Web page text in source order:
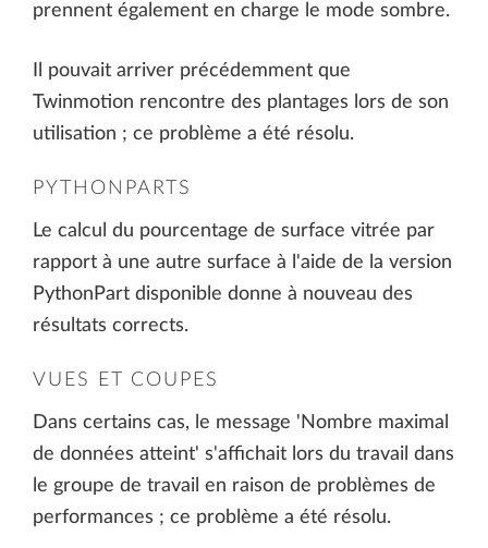
prennent également en charge le mode sombre.
Il pouvait arriver précédemment que
Twinmotion rencontre des plantages lors de son
utilisation ; ce problème a été résolu.
PYTHONPARTS
Le calcul du pourcentage de surface vitrée par
rapport à une autre surface à l'aide de la version
PythonPart disponible donne à nouveau des
résultats corrects.
VUES ET COUPES
Dans certains cas, le message 'Nombre maximal
de données atteint' s'affichait lors du travail dans
le groupe de travail en raison de problèmes de
performances ; ce problème a été résolu.